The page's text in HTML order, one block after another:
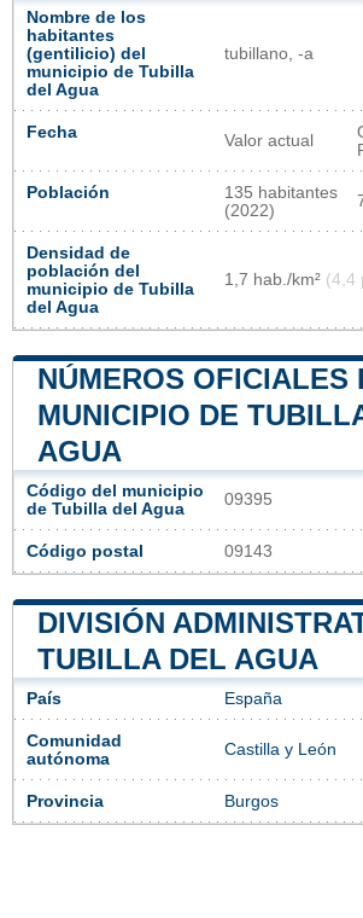
Nombre de los
habitantes
(gentilicio) del
municipio de Tubilla
del Agua
tubillano, -a
Fecha Valor actual
Población
135 habitantes
(2022)
Densidad de
población del
municipio de Tubilla
del Agua
1,7 hab./km² (4,4
NÚMEROS OFICIALES
MUNICIPIO DE
AGUA
Código del municipio
de Tubilla del Agua
09395
Código postal 09143
DIVISIÓN
TUBILLA DEL AGUA
País España
Comunidad
autónoma
Castilla y León
Provincia Burgos